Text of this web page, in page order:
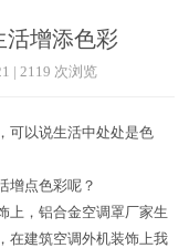
活增添色彩
| 2119 次浏览
以说生活中处处是色
点色彩呢？
，铝合金空调罩厂家生
在建筑空调外机装饰上我